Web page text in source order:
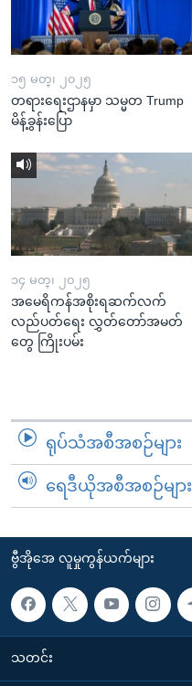
၁၅ မတ္၊ ၂၀၂၅
တရားရေးဌာနမှာ သမ္မတ Trump
မိန့်ခွန်းပြော
၁၄ မတ္၊ ၂၀၂၅
အမေရိကန်အစိုးရဆက်လက်
လည်ပတ်ရေး လွှတ်တော်အမတ်
တွေ ကြိုးပမ်း
ရုပ်သံအစီအစဉ်များ
ရေဒီယိုအစီအစဉ်များ
ဗွီအိုအေ လူမှုကွန်ယက်များ
သတင်း